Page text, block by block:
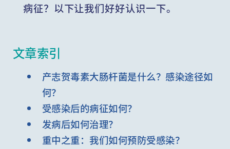
病征？以下让我们好好认识一下。
文章索引
产志贺毒素大肠杆菌是什么？感染途径如
何？
受感染后的病征如何？
发病后如何治理？
重中之重：我们如何预防受感染？